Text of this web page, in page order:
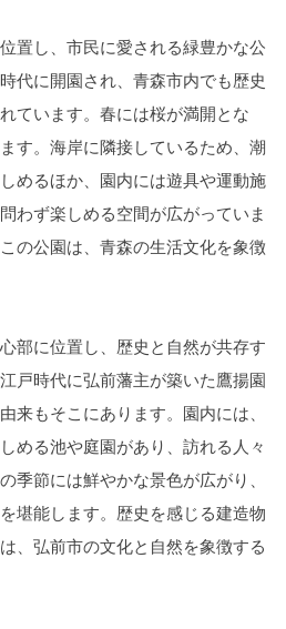
置し、市民に愛される緑豊かな公
代に開園され、青森市内でも歴史
ています。春には桜が満開とな
す。海岸に隣接しているため、潮
めるほか、園内には遊具や運動施
わず楽しめる空間が広がっていま
の公園は、青森の生活文化を象徴
部に位置し、歴史と自然が共存す
戸時代に弘前藩主が築いた鷹揚園
来もそこにあります。園内には、
める池や庭園があり、訪れる人々
季節には鮮やかな景色が広がり、
堪能します。歴史を感じる建造物
、弘前市の文化と自然を象徴する